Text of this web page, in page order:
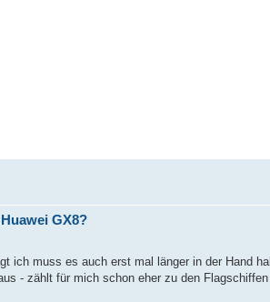
GX8?
ich muss es auch erst mal länger in der Hand
- zählt für mich schon eher zu den